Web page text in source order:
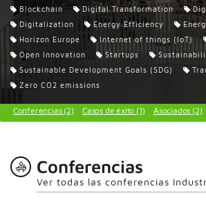
Blockchain
Digital Transformation
Digitalization
Energy Efficiency
Horizon Europe
Internet of things (IoT)
Open Innovation
Startups
Sustainable Development Goals (SDG)
Zero CO2 emissions
Conferencias (2) Casos de éxito (1) Asociados (2)
Conferencias
Ver todas las conferencias